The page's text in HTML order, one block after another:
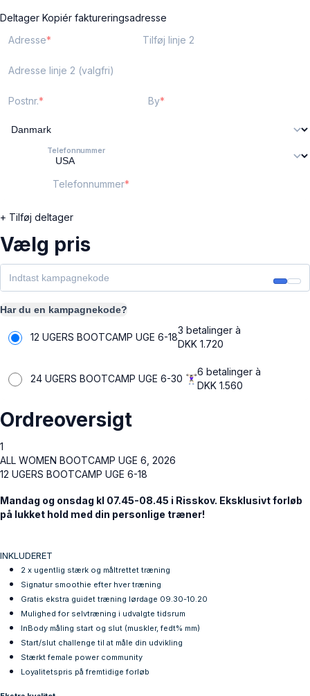
Deltager Kopiér faktureringsadresse
Adresse
Tilføj linje 2
Adresse linje 2 (valgfri)
Postnr. By
Telefonnummer
Telefonnummer
+ Tilføj deltager
Vælg pris
Har du en kampagnekode?
12 UGERS BOOTCAMP UGE 6-18
3 betalinger à
DKK 1.720
24 UGERS BOOTCAMP UGE 6-30 🏋🏻‍♀️
6 betalinger à
DKK 1.560
Ordreoversigt
1
ALL WOMEN BOOTCAMP UGE 6, 2026
12 UGERS BOOTCAMP UGE 6-18
Mandag og onsdag kl 07.45-08.45 i Risskov. Eksklusivt forløb
på lukket hold med din personlige træner!
INKLUDERET
2 x ugentlig stærk og måltrettet træning
Signatur smoothie efter hver træning
Gratis ekstra guidet træning lørdage 09.30-10.20
Mulighed for selvtræning i udvalgte tidsrum
InBody måling start og slut (muskler, fedt% mm)
Start/slut challenge til at måle din udvikling
Stærkt female power community
Loyalitetspris på fremtidige forløb